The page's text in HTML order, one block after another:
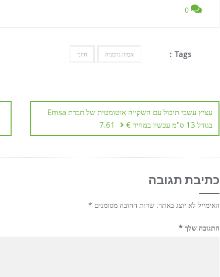
Tags : אמזון גרמניה חיוני
ניווט
עציץ עשבי תיבול עם השקייה אוטומטית של חברת Emsa
בגודל 13 ס"מ עכשיו במחיר € 7.61
כתיבת תגובה
האימייל לא יוצג באתר. שדות החובה מסומנים *
התגובה שלך *